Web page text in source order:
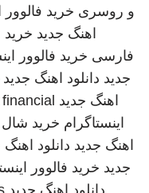
و روسری خرید فالوور
اهنگ جدید خرید
فارسی خرید فالوور
جدید دانلود اهنگ جدید
اهنگ جدید
اینستاگرام خرید
اهنگ جدید دانلود
جدید خرید فالوور
دانلود اهنگ جدید